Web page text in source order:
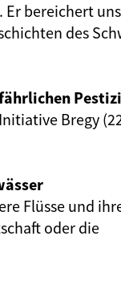
Er bereichert
des
Bregy
Flüsse und
oder die